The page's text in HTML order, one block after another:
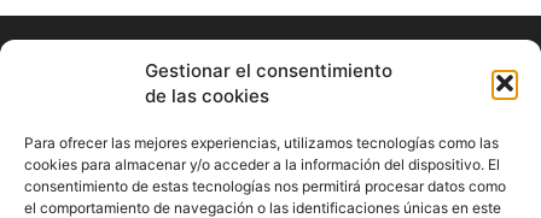
Gestionar el consentimiento
de las cookies
Para ofrecer las mejores experiencias, utilizamos tecnologías como las
cookies para almacenar y/o acceder a la información del dispositivo. El
consentimiento de estas tecnologías nos permitirá procesar datos como
el comportamiento de navegación o las identificaciones únicas en este
ABOUT US